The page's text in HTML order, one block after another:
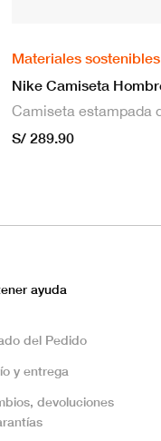
Materiales sostenibles
S/ 289.90
ayuda
del Pedido
y entrega
devoluciones